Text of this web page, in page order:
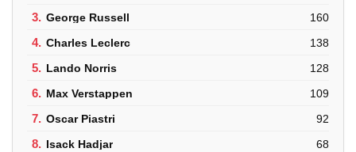
3. George Russell 160
4. Charles Leclerc 138
5. Lando Norris 128
6. Max Verstappen 109
7. Oscar Piastri 92
8. Isack Hadjar 68